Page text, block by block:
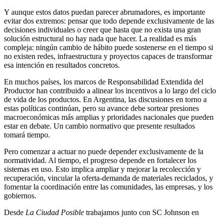
Y aunque estos datos puedan parecer abrumadores, es importante
evitar dos extremos: pensar que todo depende exclusivamente de las
decisiones individuales o creer que hasta que no exista una gran
solución estructural no hay nada que hacer. La realidad es más
compleja: ningún cambio de hábito puede sostenerse en el tiempo si
no existen redes, infraestructura y proyectos capaces de transformar
esa intención en resultados concretos.
En muchos países, los marcos de Responsabilidad Extendida del
Productor han contribuido a alinear los incentivos a lo largo del ciclo
de vida de los productos. En Argentina, las discusiones en torno a
estas políticas continúan, pero su avance debe sortear presiones
macroeconómicas más amplias y prioridades nacionales que pueden
estar en debate. Un cambio normativo que presente resultados
tomará tiempo.
Pero comenzar a actuar no puede depender exclusivamente de la
normatividad. Al tiempo, el progreso depende en fortalecer los
sistemas en uso. Esto implica ampliar y mejorar la recolección y
recuperación, vincular la oferta-demanda de materiales reciclados, y
fomentar la coordinación entre las comunidades, las empresas, y los
gobiernos.
Desde La Ciudad Posible trabajamos junto con SC Johnson en